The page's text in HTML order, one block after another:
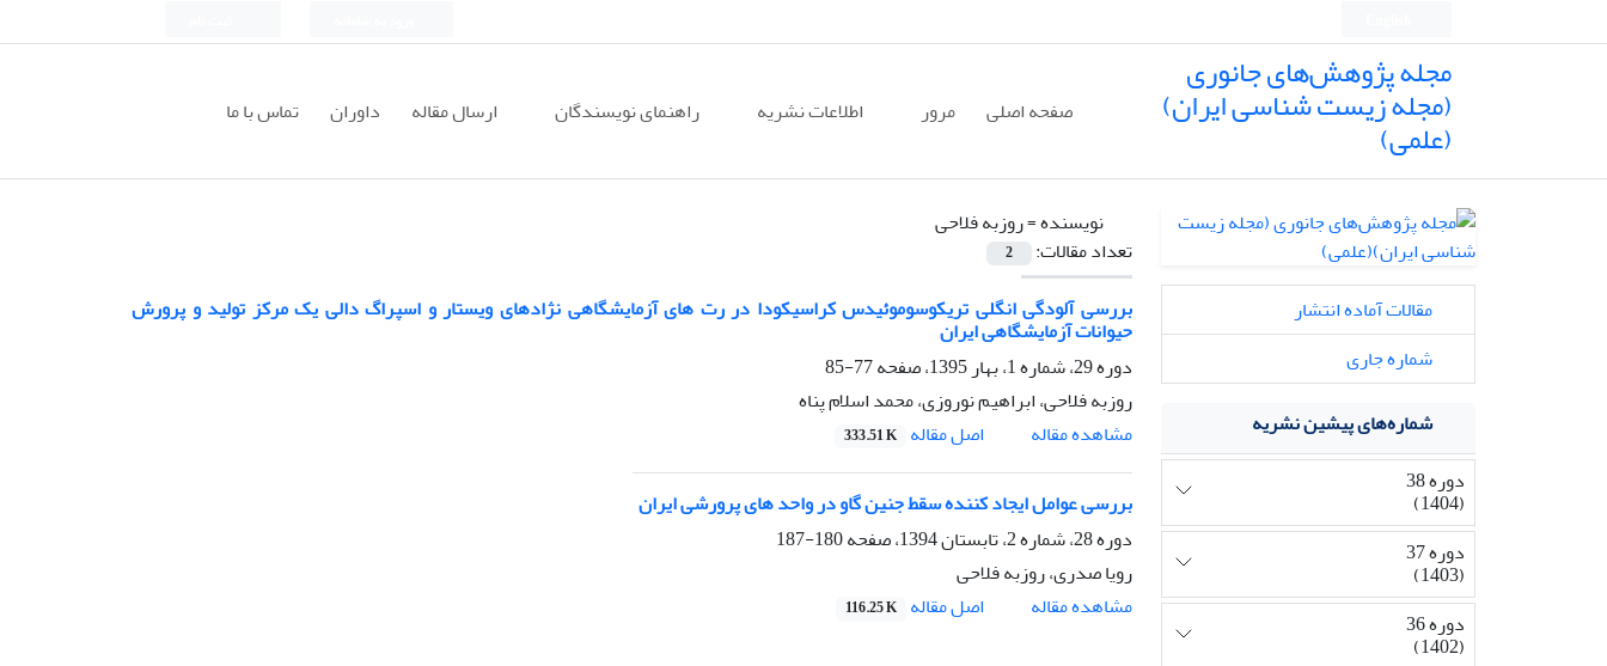
مجله پژوهش‌های جانوری
(مجله زیست شناسی ایران)
(علمی) صفحه اصلی مرور اطلاعات نشریه راهنمای نویسندگان ارسال مقاله داوران تماس با ما
نویسنده =روزبه فلاحی
تعداد مقالات:
2
بررسی آلودگی انگلی تریکوسوموئیدس کراسیکودا در رت های آزمایشگاهی نژادهای ویستار و اسپراگ دالی یک مرکز تولید و پرورش
حیوانات آزمایشگاهی ایران
دوره 29، شماره 1، بهار 1395، صفحه
77-85
روزبه فلاحی، ابراهیم نوروزی، محمد اسلام پناه
مشاهده مقاله
اصل مقاله 333.51 K
بررسی عوامل ایجاد کننده سقط جنین گاو در واحد های پرورشی ایران
دوره 28، شماره 2، تابستان 1394، صفحه
180-187
رویا صدری، روزبه فلاحی
مشاهده مقاله
اصل مقاله 116.25 K
مقالات آماده انتشار
شماره جاری
شماره‌های پیشین نشریه
دوره 38
(1404)
دوره 37
(1403)
دوره 36
(1402)